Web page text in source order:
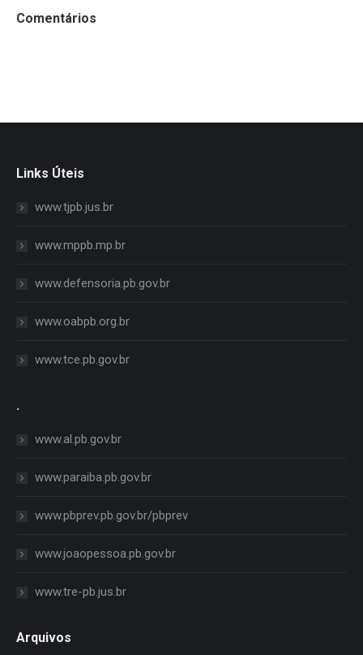
Comentários
Links Úteis
www.tjpb.jus.br
www.mppb.mp.br
www.defensoria.pb.gov.br
www.oabpb.org.br
www.tce.pb.gov.br
.
www.al.pb.gov.br
www.paraiba.pb.gov.br
www.pbprev.pb.gov.br/pbprev
www.joaopessoa.pb.gov.br
www.tre-pb.jus.br
Arquivos